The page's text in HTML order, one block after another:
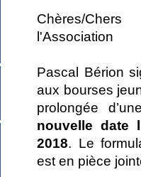
Chères/
l'Association
Pascal Bérion
aux bourses
prolongée
nouvelle date
2018. Le
est en pièce